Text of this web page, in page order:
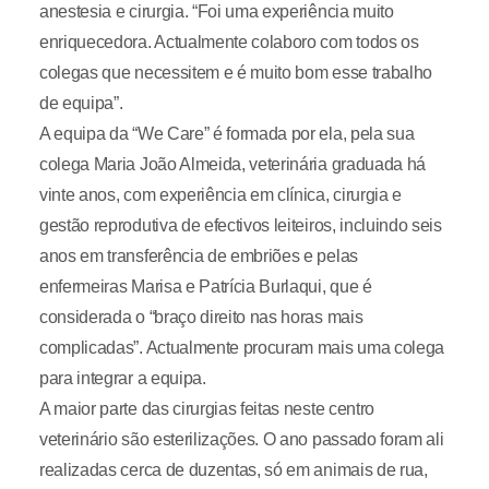
anestesia e cirurgia. “Foi uma experiência muito
enriquecedora. Actualmente colaboro com todos os
colegas que necessitem e é muito bom esse trabalho
de equipa”.
A equipa da “We Care” é formada por ela, pela sua
colega Maria João Almeida, veterinária graduada há
vinte anos, com experiência em clínica, cirurgia e
gestão reprodutiva de efectivos leiteiros, incluindo seis
anos em transferência de embriões e pelas
enfermeiras Marisa e Patrícia Burlaqui, que é
considerada o “braço direito nas horas mais
complicadas”. Actualmente procuram mais uma colega
para integrar a equipa.
A maior parte das cirurgias feitas neste centro
veterinário são esterilizações. O ano passado foram ali
realizadas cerca de duzentas, só em animais de rua,